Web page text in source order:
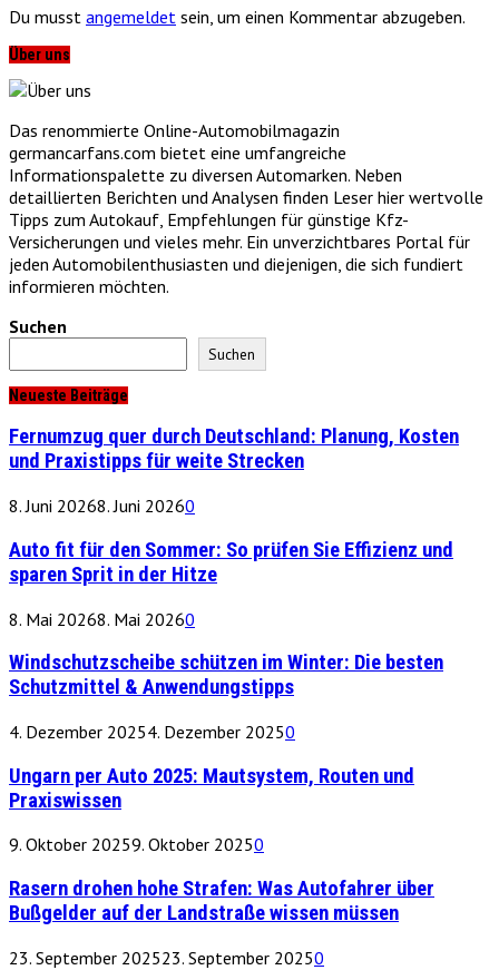
Du musst angemeldet sein, um einen Kommentar abzugeben.
Über uns
Das renommierte Online-Automobilmagazin
germancarfans.com bietet eine umfangreiche
Informationspalette zu diversen Automarken. Neben
detaillierten Berichten und Analysen finden Leser hier wertvolle
Tipps zum Autokauf, Empfehlungen für günstige Kfz-
Versicherungen und vieles mehr. Ein unverzichtbares Portal für
jeden Automobilenthusiasten und diejenigen, die sich fundiert
informieren möchten.
Suchen
Suchen
Neueste Beiträge
Fernumzug quer durch Deutschland: Planung, Kosten
und Praxistipps für weite Strecken
8. Juni 20268. Juni 20260
Auto fit für den Sommer: So prüfen Sie Effizienz und
sparen Sprit in der Hitze
8. Mai 20268. Mai 20260
Windschutzscheibe schützen im Winter: Die besten
Schutzmittel & Anwendungstipps
4. Dezember 20254. Dezember 20250
Ungarn per Auto 2025: Mautsystem, Routen und
Praxiswissen
9. Oktober 20259. Oktober 20250
Rasern drohen hohe Strafen: Was Autofahrer über
Bußgelder auf der Landstraße wissen müssen
23. September 202523. September 20250